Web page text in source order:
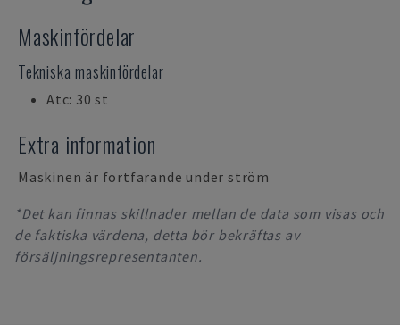
Maskinfördelar
Tekniska maskinfördelar
Atc: 30 st
Extra information
Maskinen är fortfarande under ström
*Det kan finnas skillnader mellan de data som visas och
de faktiska värdena, detta bör bekräftas av
försäljningsrepresentanten.